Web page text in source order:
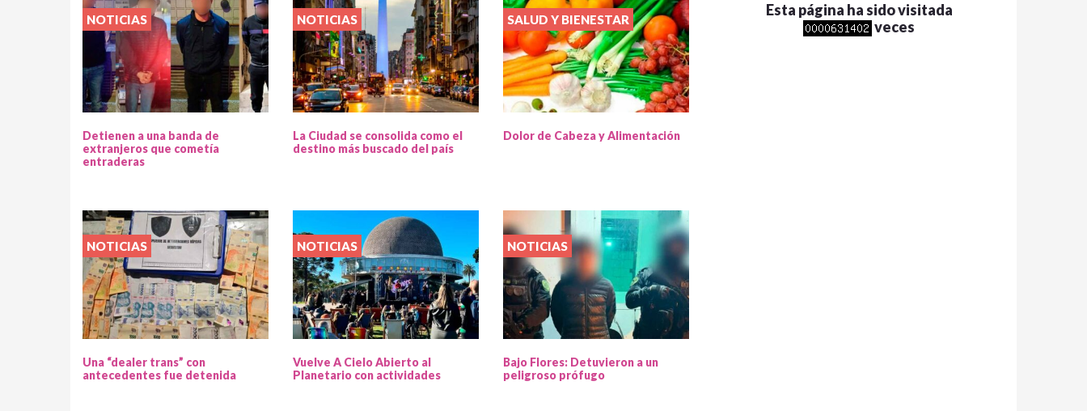
NOTICIAS
Detienen a una banda de
extranjeros que cometía
entraderas
NOTICIAS
La Ciudad se consolida como el
destino más buscado del país
SALUD Y BIENESTAR
Dolor de Cabeza y Alimentación
NOTICIAS
Una “dealer trans” con
antecedentes fue detenida
NOTICIAS
Vuelve A Cielo Abierto al
Planetario con actividades
NOTICIAS
Bajo Flores: Detuvieron a un
peligroso prófugo
Esta página ha sido visitada
veces